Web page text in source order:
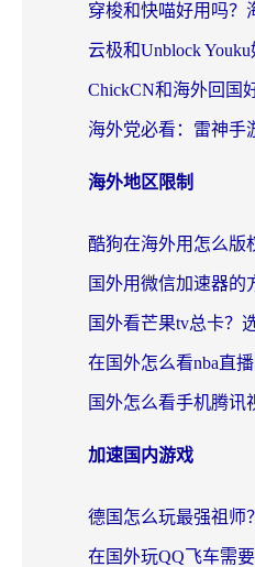
海外地区限制
加速国内游戏